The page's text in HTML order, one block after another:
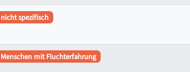
nicht spezifisch
Menschen mit Fluchterfahrung